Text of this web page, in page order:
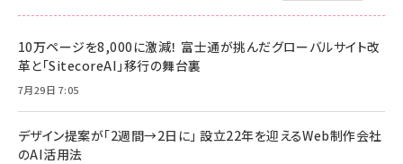
10万ページを8,000に激減！ 富士通が挑んだグローバルサイト改
革と「SitecoreAI」移行の舞台裏
7月29日 7:05
デザイン提案が「2週間→2日に」 設立22年を迎えるWeb制作会社
のAI活用法